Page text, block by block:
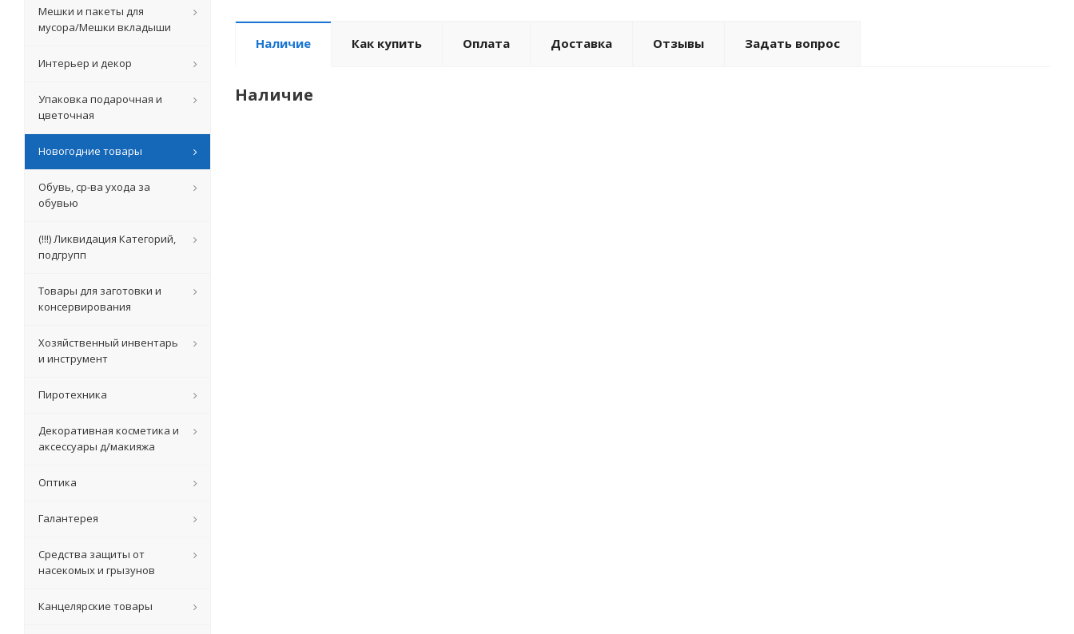
Наличие Как купить Оплата Доставка Отзывы Задать вопрос
Наличие
Мешки и пакеты для
мусора/Мешки вкладыши
Интерьер и декор
Упаковка подарочная и
цветочная
Новогодние товары
Обувь, ср-ва ухода за
обувью
(!!!) Ликвидация Категорий,
подгрупп
Товары для заготовки и
консервирования
Хозяйственный инвентарь
и инструмент
Пиротехника
Декоративная косметика и
аксессуары д/макияжа
Оптика
Галантерея
Средства защиты от
насекомых и грызунов
Канцелярские товары